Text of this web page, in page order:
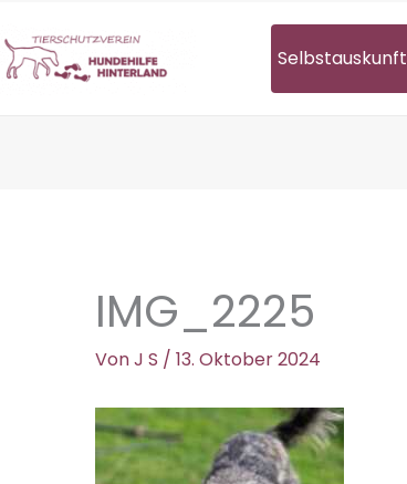
Selbstauskunft
IMG_2225
VonJ S / 13. Oktober 2024